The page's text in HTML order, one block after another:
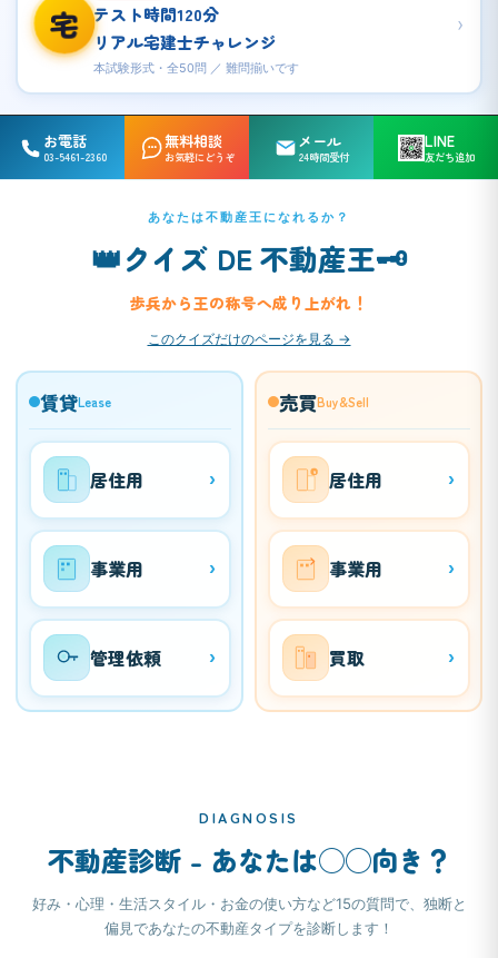
宅
テスト時間120分
リアル宅建士チャレンジ
本試験形式・全50問 ／ 難問揃いです
›
お電話
03-5461-2360
無料相談
お気軽にどうぞ
メール
24時間受付
LINE
友だち追加
あなたは不動産王になれるか？
👑クイズ DE 不動産王🗝️
歩兵から王の称号へ成り上がれ！
このクイズだけのページを見る →
賃貸Lease
居住用 ›
事業用 ›
管理依頼 ›
売買Buy&Sell
¥ 居住用 ›
事業用 ›
買取 ›
DIAGNOSIS
不動産診断 - あなたは◯◯向き？
好み・心理・生活スタイル・お金の使い方など15の質問で、独断と
偏見であなたの不動産タイプを診断します！